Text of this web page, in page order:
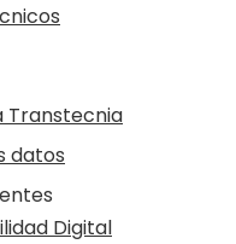
Transtecnia
datos
Digital